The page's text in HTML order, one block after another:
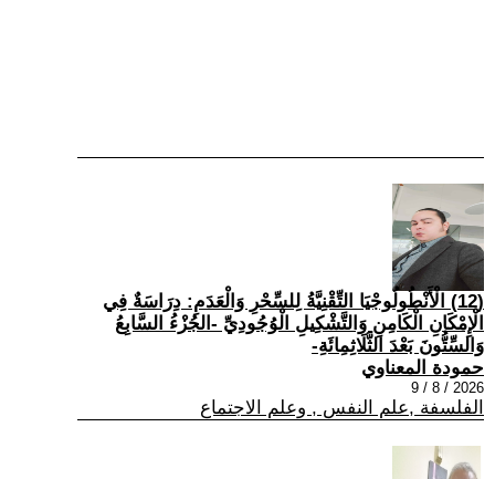
(12) الْأَنْطُولُوجْيَا التِّقْنِيَّةُ لِلسِّحْرِ وَالْعَدَمِ: دِرَاسَةٌ فِي
الْإِمْكَانِ الْكَامِنِ وَالتَّشْكِيلِ الْوُجُودِيِّ -الجُزْءُ السَّابِعُ
وَالسِّتُّونَ بَعْدَ الثَّلَاثِمِائَةِ-
حمودة المعناوي
2026 / 8 / 9
الفلسفة ,علم النفس , وعلم الاجتماع